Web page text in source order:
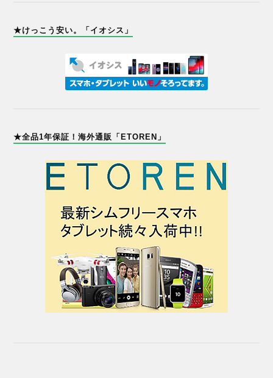
★けっこう安い。「イオシス」
★全品1年保証！海外通販「ETOREN」